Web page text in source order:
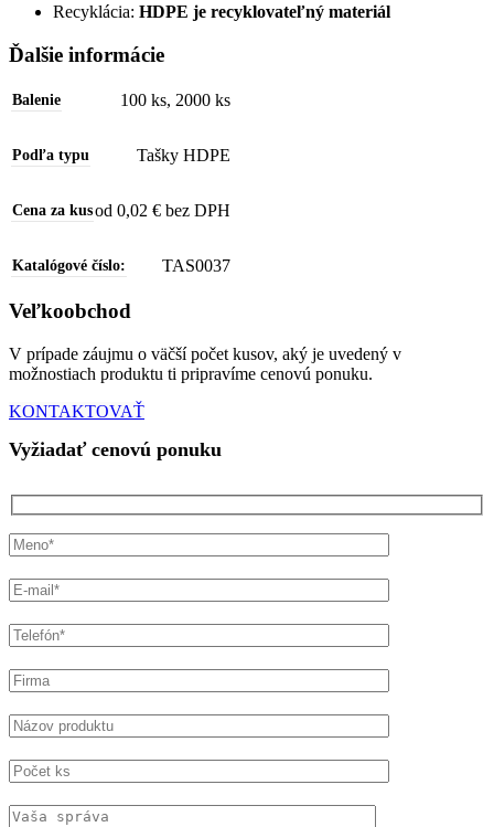
Recyklácia: HDPE je recyklovateľný materiál
Ďalšie informácie
Balenie 100 ks, 2000 ks
Podľa typu Tašky HDPE
Cena za kusod 0,02 € bez DPH
Katalógové číslo: TAS0037
Veľkoobchod
V prípade záujmu o väčší počet kusov, aký je uvedený v
možnostiach produktu ti pripravíme cenovú ponuku.
KONTAKTOVAŤ
Vyžiadať cenovú ponuku